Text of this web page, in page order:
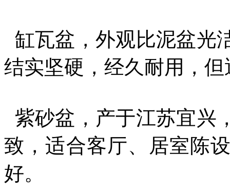
缸瓦盆，外观比泥盆光
结实坚硬，经久耐用，
紫砂盆，产于江苏宜兴
致，适合客厅、居室陈
好。